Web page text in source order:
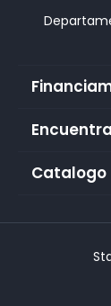
Catalogo